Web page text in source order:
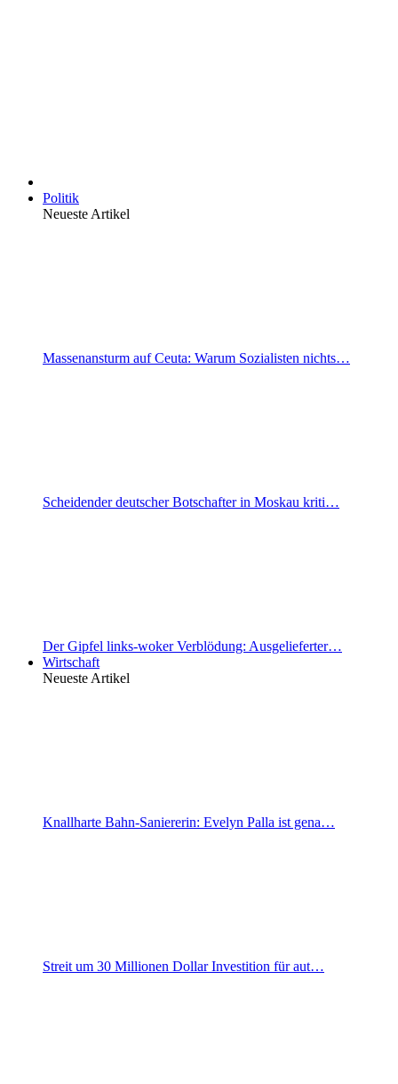
Politik
Neueste Artikel
Massenansturm auf Ceuta: Warum Sozialisten nichts…
Scheidender deutscher Botschafter in Moskau kriti…
Der Gipfel links-woker Verblödung: Ausgelieferter…
Wirtschaft
Neueste Artikel
Knallharte Bahn-Saniererin: Evelyn Palla ist gena…
Streit um 30 Millionen Dollar Investition für aut…